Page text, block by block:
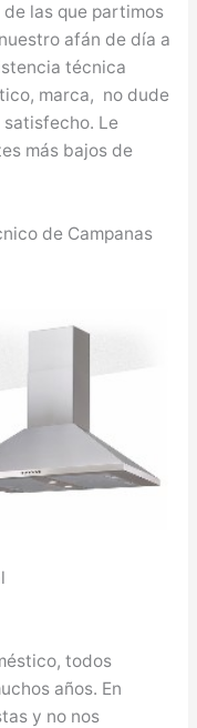
de las que partimos
afán de día a
técnica
marca, no dude
Le
más bajos de
de Campanas
todos
años. En
y no nos